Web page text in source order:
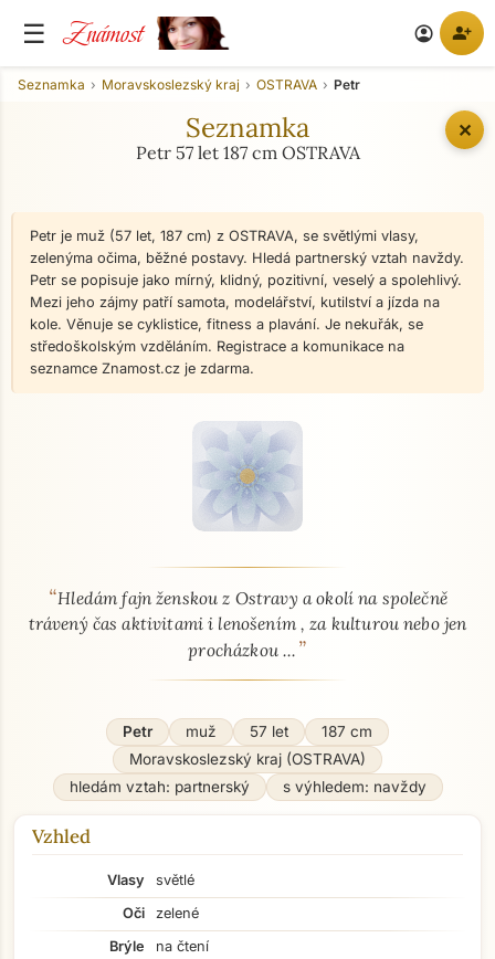
☰ Známost account_circle person_add
✕
Seznamka Moravskoslezský kraj OSTRAVA Petr
Seznamka
Petr 57 let 187 cm OSTRAVA
Petr je muž (57 let, 187 cm) z OSTRAVA, se světlými vlasy,
zelenýma očima, běžné postavy. Hledá partnerský vztah navždy.
Petr se popisuje jako mírný, klidný, pozitivní, veselý a spolehlivý.
Mezi jeho zájmy patří samota, modelářství, kutilství a jízda na
kole. Věnuje se cyklistice, fitness a plavání. Je nekuřák, se
středoškolským vzděláním. Registrace a komunikace na
seznamce Znamost.cz je zdarma.
O mně - seznamka profil
“Hledám fajn ženskou z Ostravy a okolí na společně
trávený čas aktivitami i lenošením , za kulturou nebo jen
procházkou ... ”
Petr muž 57 let
187 cm
Moravskoslezský kraj (OSTRAVA)
hledám vztah: partnerský
s výhledem: navždy
Vzhled
Vlasy
světlé
Oči
zelené
Brýle
na čtení